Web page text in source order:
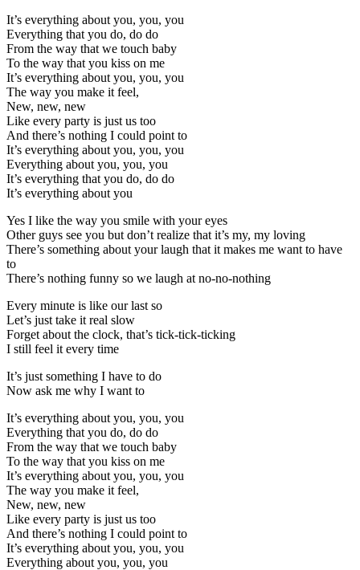
It’s everything about you, you, you
Everything that you do, do do
From the way that we touch baby
To the way that you kiss on me
It’s everything about you, you, you
The way you make it feel,
New, new, new
Like every party is just us too
And there’s nothing I could point to
It’s everything about you, you, you
Everything about you, you, you
It’s everything that you do, do do
It’s everything about you
Yes I like the way you smile with your eyes
Other guys see you but don’t realize that it’s my, my loving
There’s something about your laugh that it makes me want to have
to
There’s nothing funny so we laugh at no-no-nothing
Every minute is like our last so
Let’s just take it real slow
Forget about the clock, that’s tick-tick-ticking
I still feel it every time
It’s just something I have to do
Now ask me why I want to
It’s everything about you, you, you
Everything that you do, do do
From the way that we touch baby
To the way that you kiss on me
It’s everything about you, you, you
The way you make it feel,
New, new, new
Like every party is just us too
And there’s nothing I could point to
It’s everything about you, you, you
Everything about you, you, you